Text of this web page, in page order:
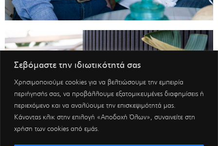
Σεβόμαστε την ιδιωτικότητά σας
Χρησιμοποιούμε cookies για να βελτιώσουμε την εμπειρία
περιήγησής σας, να προβάλλουμε εξατομικευμένες διαφημίσεις ή
περιεχόμενο και να αναλύουμε την επισκεψιμότητά μας.
Κάνοντας κλικ στην επιλογή «Αποδοχή Όλων», συναινείτε στη
χρήση των cookies από εμάς.